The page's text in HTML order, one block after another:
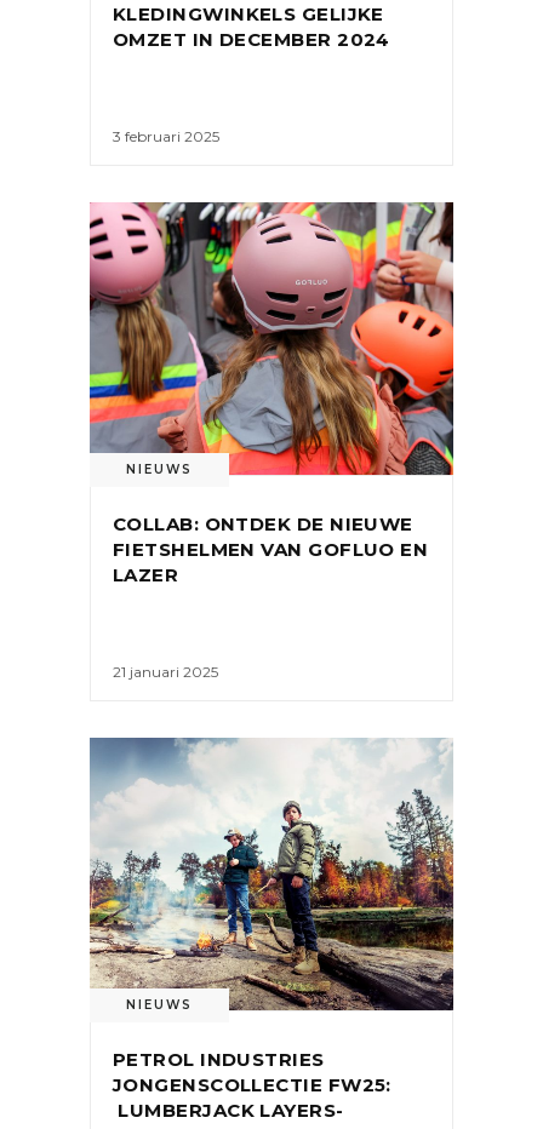
KLEDINGWINKELS GELIJKE
OMZET IN DECEMBER 2024
3 februari 2025
NIEUWS
COLLAB: ONTDEK DE NIEUWE
FIETSHELMEN VAN GOFLUO EN
LAZER
21 januari 2025
NIEUWS
PETROL INDUSTRIES
JONGENSCOLLECTIE FW25:
LUMBERJACK LAYERS-